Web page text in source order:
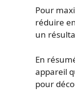
Pour
réduire
un
En
appareil
pour